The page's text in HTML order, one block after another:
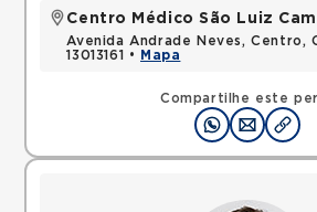
Compartilhe este
Centro Médico São Luiz
Avenida Andrade Neves, Centro,
13013161 •
Mapa